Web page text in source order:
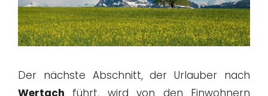
Der nächste Abschnitt, der Urlauber nach
Wertach führt, wird von den Einwohnern